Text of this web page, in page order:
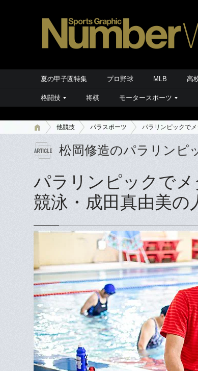
夏の甲子園特集 プロ野球 MLB 高
格闘技 将棋 モータースポーツ
他競技 パラスポーツ パラリンピックで
松岡修造のパラリンピ
パラリンピックでメ
競泳・成田真由美の